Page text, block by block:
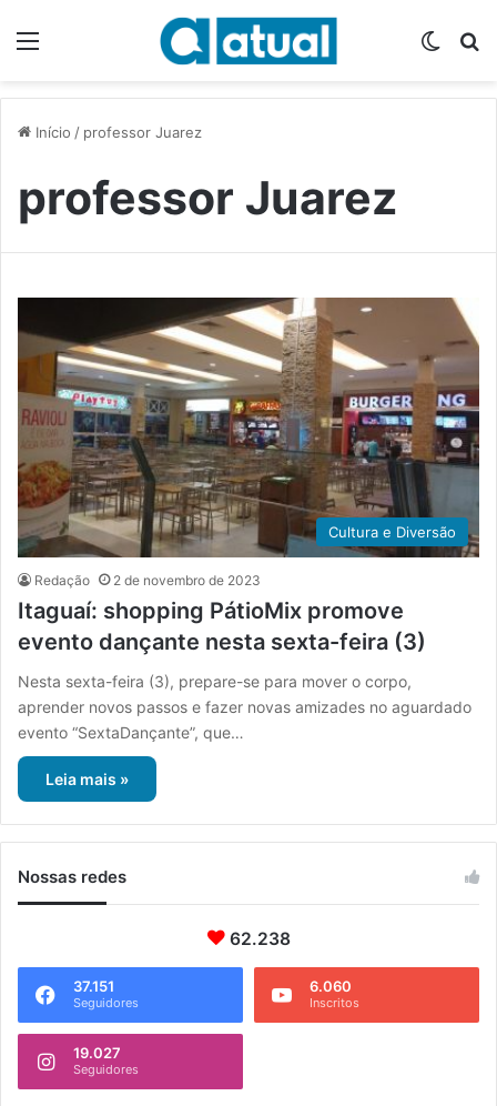
Início / professor Juarez
professor Juarez
Cultura e Diversão
Redação 2 de novembro de 2023
Itaguaí: shopping PátioMix promove
evento dançante nesta sexta-feira (3)
Nesta sexta-feira (3), prepare-se para mover o corpo,
aprender novos passos e fazer novas amizades no aguardado
evento “SextaDançante”, que…
Leia mais »
Nossas redes
62.238
37.151
Seguidores
6.060
Inscritos
19.027
Seguidores